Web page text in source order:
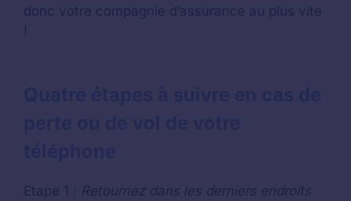
donc votre compagnie d’assurance au plus vite
!
Etape 1 : Retournez dans les derniers endroits